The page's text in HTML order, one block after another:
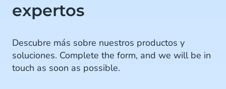
expertos
Descubre más sobre nuestros productos y
soluciones. Complete the form, and we will be in
touch as soon as possible.